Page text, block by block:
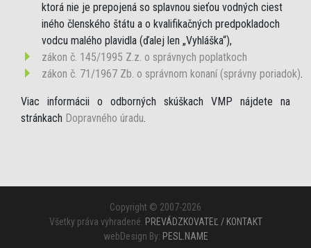
ktorá nie je prepojená so splavnou sieťou vodných ciest
iného členského štátu a o kvalifikačných predpokladoch
vodcu malého plavidla (ďalej len „Vyhláška“),
zákon č. 145/1995 Z.z. o správnych poplatkoch
zákon č. 71/1967 Zb. o správnom konaní (správny poriadok).
Viac informácii o odborných skúškach VMP nájdete na
stránkach Dopravného úradu.
Copyright © 2007-2026
Všetky práva vyhradené. PREVÁDZKOVATEĽ / KONTAKT
webDesign By: PESL.NAME